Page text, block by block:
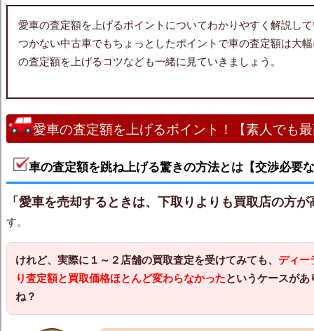
愛車の査定額を上げるポイントについてわかりやすく解説し
つかない中古車でもちょっとしたポイントで車の査定額は大
の査定額を上げるコツなども一緒に見ていきましょう。
愛車の査定額を上げるポイント！【素人でも
車の査定額を跳ね上げる驚きの方法とは【交渉必要
「愛車を売却するときは、下取りよりも買取店の方
す。
けれど、実際に１～２店舗の買取査定を受けてみても、 ディー
り査定額と買取価格ほとんど変わらなかったというケースがあ
ね？